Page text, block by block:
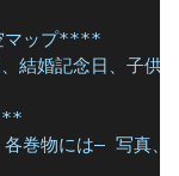
マップ****
結婚記念日、子供
巻物には— 写真、